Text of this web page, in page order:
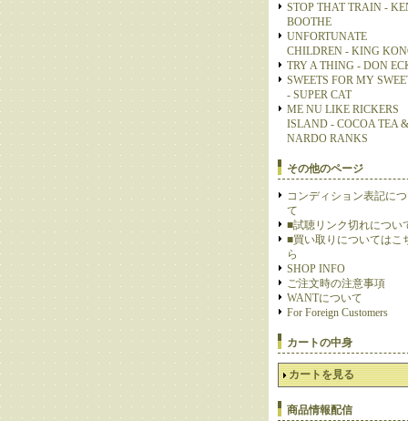
STOP THAT TRAIN -
BOOTHE
UNFORTUNATE
CHILDREN - KING
TRY A THING - DON
SWEETS FOR MY
- SUPER CAT
ME NU LIKE RICKERS
ISLAND - COCOA TEA &
NARDO RANKS
その他のページ
コンディション表記に
て
■試聴リンク切れについ
■買い取りについてはこ
ら
SHOP INFO
ご注文時の注意事項
WANTについて
For Foreign Customers
カートの中身
カートを見る
商品情報配信